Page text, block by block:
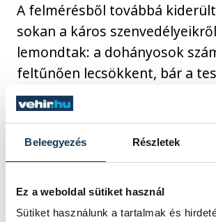
Beleegyezés Részletek
Ez a weboldal sütiket használ
Sütiket használunk a tartalmak és
A felmérésből továbbá
sokan a káros
lemondtak: a dohányosok
feltűnően lecsökkent, bár a
tekintetében egyelőre még nem
mutatkozott pozitív változás.
zöldségfogyasztás mértéke
a jelentős infláció ellenére is.